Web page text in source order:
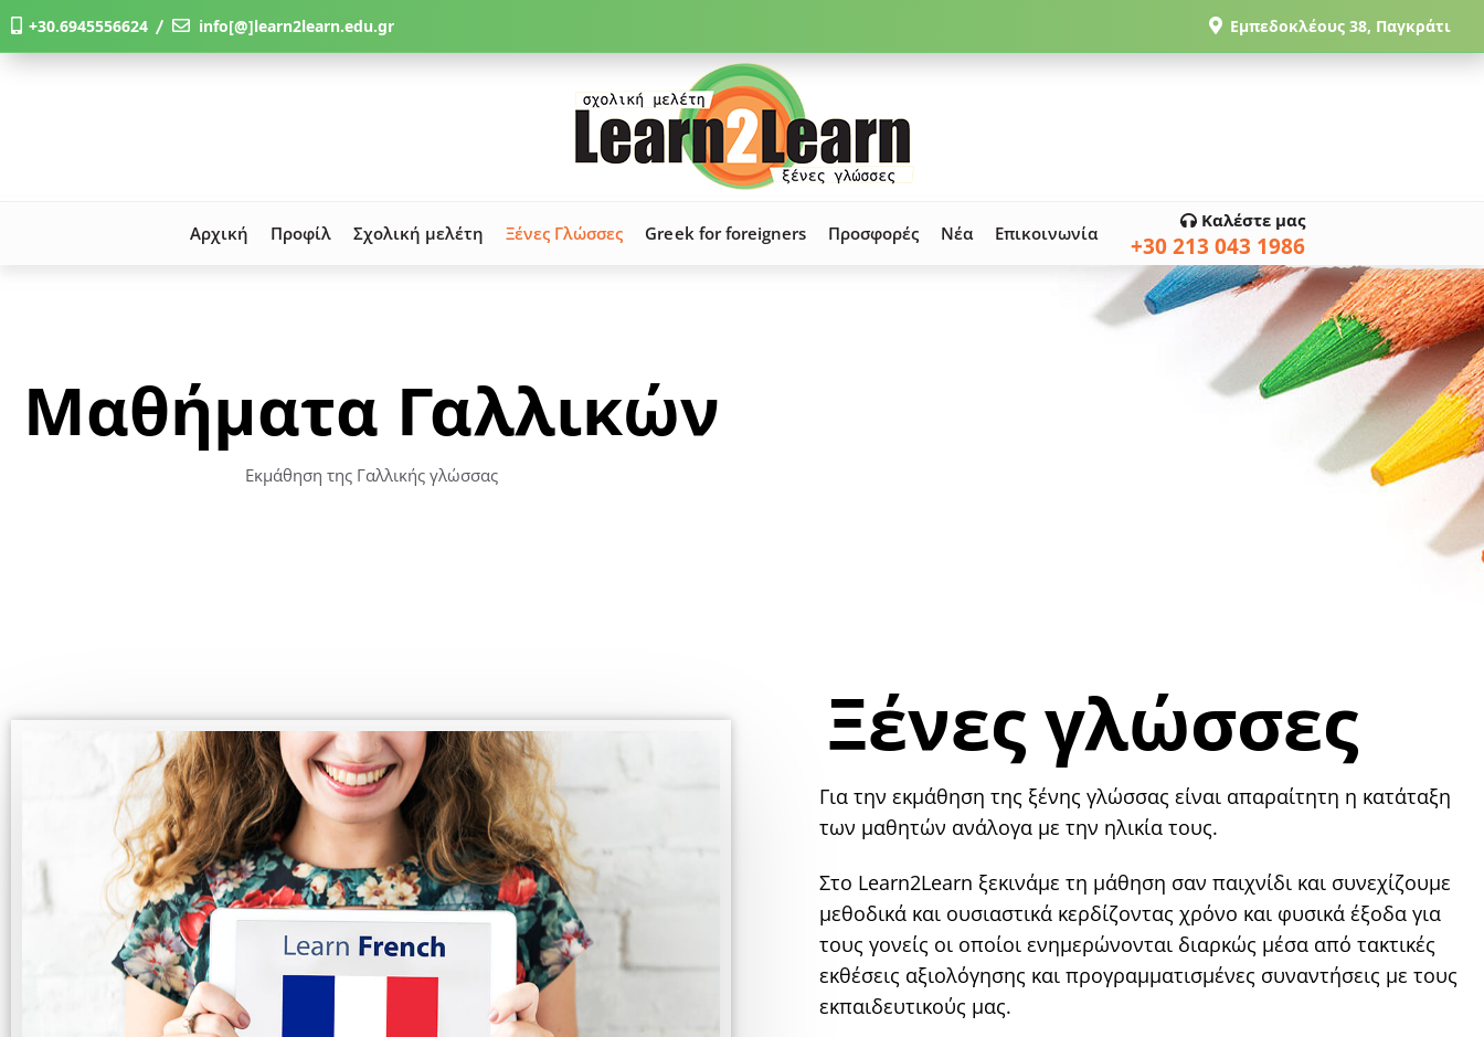
+30.6945556624 〳 info[@]learn2learn.edu.gr Εμπεδοκλέους 38, Παγκράτι
Αρχική Προφίλ Σχολική μελέτη Ξένες Γλώσσες Greek for foreigners Προσφορές Νέα Επικοινωνία
Καλέστε μας
+30 213 043 1986
Μαθήματα Γαλλικών
Εκμάθηση της Γαλλικής γλώσσας
Ξένες γλώσσες
Για την εκμάθηση της ξένης γλώσσας είναι απαραίτητη η κατάταξη
των μαθητών ανάλογα με την ηλικία τους.
Στο Learn2Learn ξεκινάμε τη μάθηση σαν παιχνίδι και συνεχίζουμε
μεθοδικά και ουσιαστικά κερδίζοντας χρόνο και φυσικά έξοδα για
τους γονείς οι οποίοι ενημερώνονται διαρκώς μέσα από τακτικές
εκθέσεις αξιολόγησης και προγραμματισμένες συναντήσεις με τους
εκπαιδευτικούς μας.